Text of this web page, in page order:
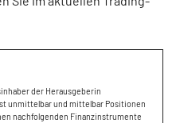
der Herausgeberin
unmittelbar und mittelbar Positionen
nachfolgenden Finanzinstrumente